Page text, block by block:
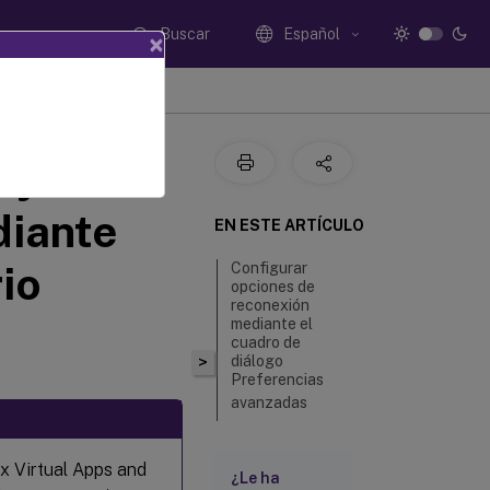
Buscar Español
Virtual Apps and
>
EN ESTE ARTÍCULO
Configurar
opciones de
reconexión
mediante el
cuadro de
diálogo
Preferencias
avanzadas
¿Le ha
×